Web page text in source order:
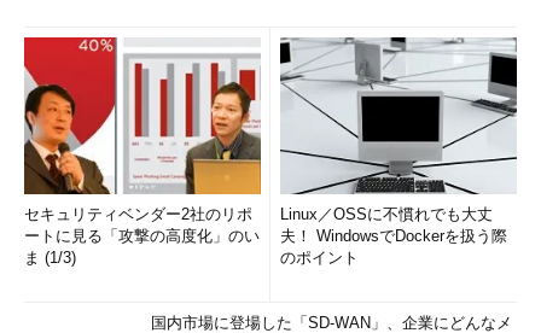
セキュリティベンダー2社のリポ
ートに見る「攻撃の高度化」のい
ま (1/3)
Linux／OSSに不慣れでも大丈
夫！ WindowsでDockerを扱う際
のポイント
国内市場に登場した「SD-WAN」、企業にどんなメ